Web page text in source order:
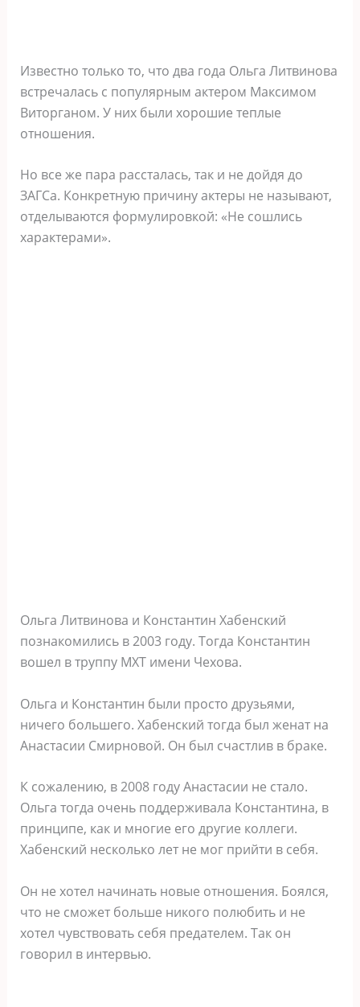
Известно только то, что два года Ольга Литвинова
встречалась с популярным актером Максимом
Виторганом. У них были хорошие теплые
отношения.
Но все же пара рассталась, так и не дойдя до
ЗАГСа. Конкретную причину актеры не называют,
отделываются формулировкой: «Не сошлись
характерами».
Ольга Литвинова и Константин Хабенский
познакомились в 2003 году. Тогда Константин
вошел в труппу МХТ имени Чехова.
Ольга и Константин были просто друзьями,
ничего большего. Хабенский тогда был женат на
Анастасии Смирновой. Он был счастлив в браке.
К сожалению, в 2008 году Анастасии не стало.
Ольга тогда очень поддерживала Константина, в
принципе, как и многие его другие коллеги.
Хабенский несколько лет не мог прийти в себя.
Он не хотел начинать новые отношения. Боялся,
что не сможет больше никого полюбить и не
хотел чувствовать себя предателем. Так он
говорил в интервью.